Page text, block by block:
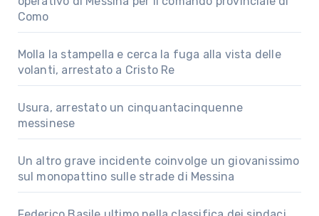
Como
Molla la stampella e cerca la fuga alla vista delle
volanti, arrestato a Cristo Re
Usura, arrestato un cinquantacinquenne
messinese
Un altro grave incidente coinvolge un giovanissimo
sul monopattino sulle strade di Messina